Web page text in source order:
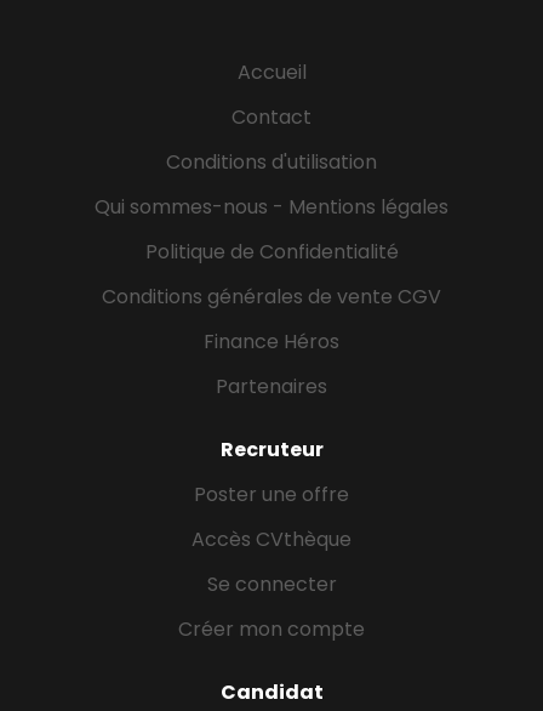
avez une appétence pour le commercial, et êtes
prêt(e) à être formé(e), Vous êtes une personne
forte autonomie rapidement après la
de partenariats : Développement de stratégies
commerciales et analyses de marché : identifier
Accueil
Contact
Conditions d'utilisation
Qui sommes-nous - Mentions légales
Politique de Confidentialité
Conditions générales de vente CGV
Finance Héros
Partenaires
Recruteur
Poster une offre
Accès CVthèque
Se connecter
Créer mon compte
Candidat